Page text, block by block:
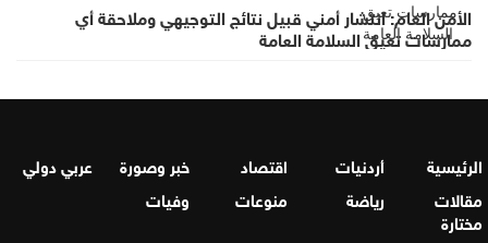
الأمن العام: انتشار أمني قبيل نتائج التوجيهي وملاحقة أي
ممارسات تعيق السلامة العامة
الرئيسية أردنيات اقتصاد خبر وصورة
عربي دولي
مقالات
مختارة
رياضة منوعات وفيات